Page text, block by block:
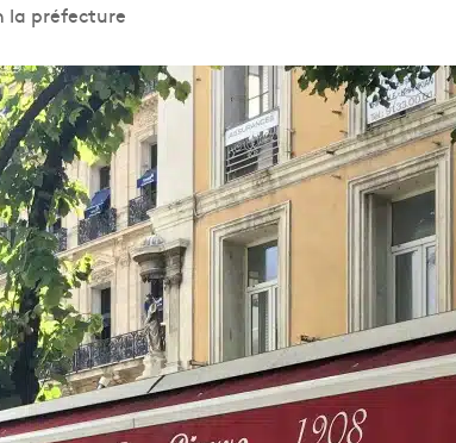
la préfecture